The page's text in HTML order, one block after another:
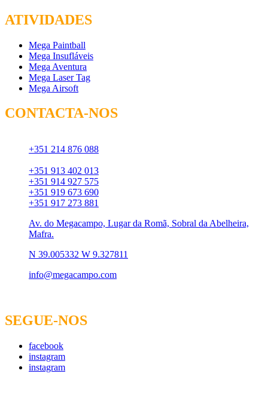
ATIVIDADES
Mega Paintball
Mega Insufláveis
Mega Aventura
Mega Laser Tag
Mega Airsoft
CONTACTA-NOS
+351 214 876 088
+351 913 402 013
+351 914 927 575
+351 919 673 690
+351 917 273 881
Av. do Megacampo, Lugar da Romã, Sobral da Abelheira,
Mafra.
N 39.005332 W 9.327811
info@megacampo.com
SEGUE-NOS
facebook
instagram
instagram